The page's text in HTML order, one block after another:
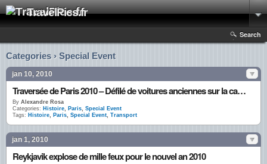
TravelPics.fr
Search
Categories › Special Event
jan 10, 2010
Traversée de Paris 2010 – Défilé de voitures anciennes sur la capitale!
By Alexandre Rosa
Categories: Histoire, Paris, Special Event
Tags: Histoire, Paris, Special Event, Transport
jan 1, 2010
Reykjavik explose de mille feux pour le nouvel an 2010